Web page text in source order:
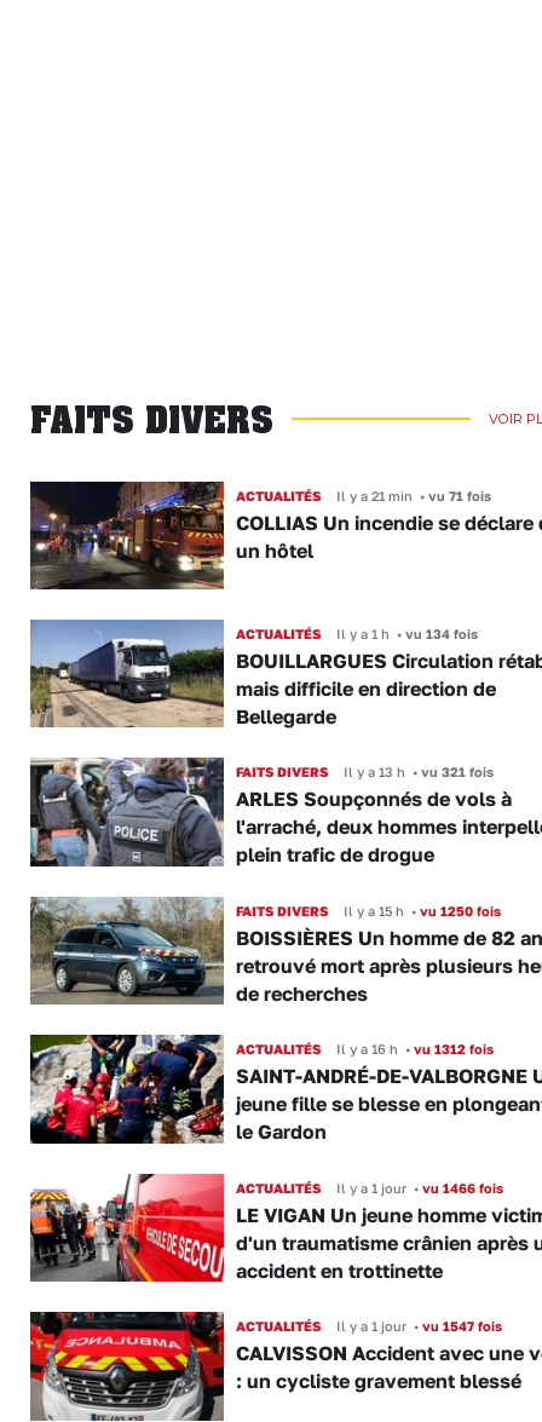
FAITS DIVERS VOIR
ACTUALITÉS Il y a 21 min •vu 71 fois
COLLIAS Un incendie se déclare
un hôtel
ACTUALITÉS Il y a 1 h •vu 134 fois
BOUILLARGUES Circulation
mais difficile en direction de
Bellegarde
FAITS DIVERS Il y a 13 h •vu 321 fois
ARLES Soupçonnés de vols à
l'arraché, deux hommes
plein trafic de drogue
FAITS DIVERS Il y a 15 h •vu 1250 fois
BOISSIÈRES Un homme de 82
retrouvé mort après plusieurs
de recherches
ACTUALITÉS Il y a 16 h •vu 1312 fois
SAINT-ANDRÉ-DE-VALBORGNE
jeune fille se blesse en
le Gardon
ACTUALITÉS Il y a 1 jour •vu 1466 fois
LE VIGAN Un jeune homme
d'un traumatisme crânien après
accident en trottinette
ACTUALITÉS Il y a 1 jour •vu 1547 fois
CALVISSON Accident avec une
: un cycliste gravement blessé